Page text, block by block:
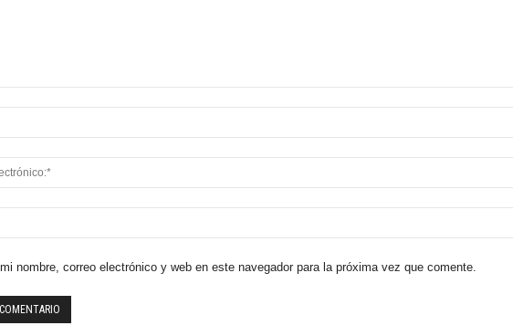
nombre, correo electrónico y web en este navegador para la próxima vez que comente.